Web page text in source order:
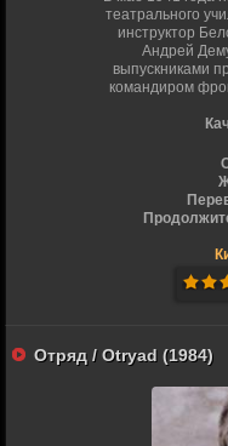
театрального
инструктор
Андрей
выпускниками
командиром
Отряд / Otryad (1984)